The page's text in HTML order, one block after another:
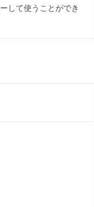
して使うことができ